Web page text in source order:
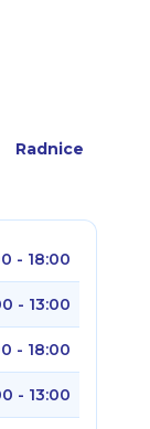
Radnice
- 18:00
- 13:00
- 18:00
- 13:00